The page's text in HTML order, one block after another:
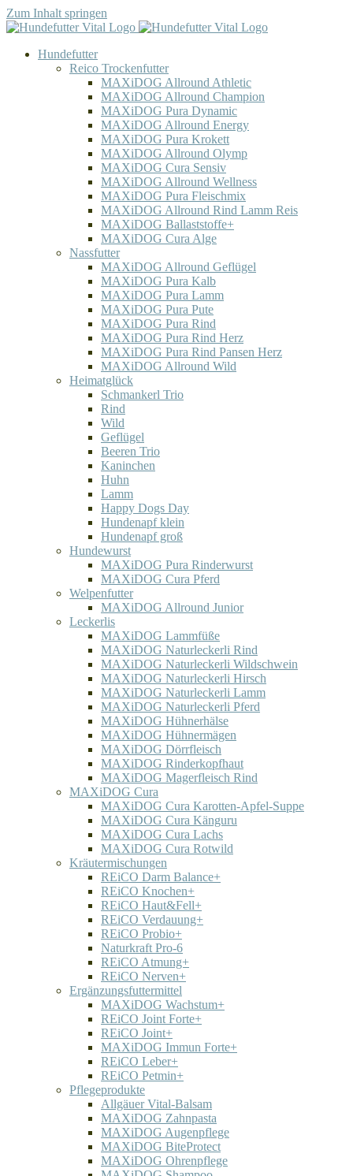
Zum Inhalt springen
Hundefutter
Reico Trockenfutter
MAXiDOG Allround Athletic
MAXiDOG Allround Champion
MAXiDOG Pura Dynamic
MAXiDOG Allround Energy
MAXiDOG Pura Krokett
MAXiDOG Allround Olymp
MAXiDOG Cura Sensiv
MAXiDOG Allround Wellness
MAXiDOG Pura Fleischmix
MAXiDOG Allround Rind Lamm Reis
MAXiDOG Ballaststoffe+
MAXiDOG Cura Alge
Nassfutter
MAXiDOG Allround Geflügel
MAXiDOG Pura Kalb
MAXiDOG Pura Lamm
MAXiDOG Pura Pute
MAXiDOG Pura Rind
MAXiDOG Pura Rind Herz
MAXiDOG Pura Rind Pansen Herz
MAXiDOG Allround Wild
Heimatglück
Schmankerl Trio
Rind
Wild
Geflügel
Beeren Trio
Kaninchen
Huhn
Lamm
Happy Dogs Day
Hundenapf klein
Hundenapf groß
Hundewurst
MAXiDOG Pura Rinderwurst
MAXiDOG Cura Pferd
Welpenfutter
MAXiDOG Allround Junior
Leckerlis
MAXiDOG Lammfüße
MAXiDOG Naturleckerli Rind
MAXiDOG Naturleckerli Wildschwein
MAXiDOG Naturleckerli Hirsch
MAXiDOG Naturleckerli Lamm
MAXiDOG Naturleckerli Pferd
MAXiDOG Hühnerhälse
MAXiDOG Hühnermägen
MAXiDOG Dörrfleisch
MAXiDOG Rinderkopfhaut
MAXiDOG Magerfleisch Rind
MAXiDOG Cura
MAXiDOG Cura Karotten-Apfel-Suppe
MAXiDOG Cura Känguru
MAXiDOG Cura Lachs
MAXiDOG Cura Rotwild
Kräutermischungen
REiCO Darm Balance+
REiCO Knochen+
REiCO Haut&Fell+
REiCO Verdauung+
REiCO Probio+
Naturkraft Pro-6
REiCO Atmung+
REiCO Nerven+
Ergänzungsfuttermittel
MAXiDOG Wachstum+
REiCO Joint Forte+
REiCO Joint+
MAXiDOG Immun Forte+
REiCO Leber+
REiCO Petmin+
Pflegeprodukte
Allgäuer Vital-Balsam
MAXiDOG Zahnpasta
MAXiDOG Augenpflege
MAXiDOG BiteProtect
MAXiDOG Ohrenpflege